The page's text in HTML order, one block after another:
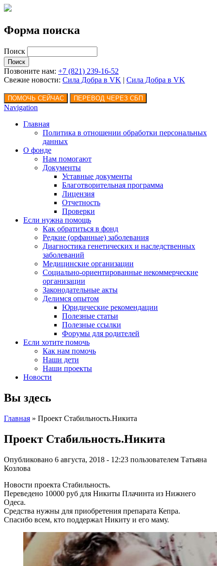
Форма поиска
Поиск
Позвоните нам: +7 (821) 239-16-52
Свежие новости: Сила Добра в VK | Сила Добра в VK
Navigation
Главная
Политика в отношении обработки персональных
данных
О фонде
Нам помогают
Документы
Уставные документы
Благотворительная программа
Лицензия
Отчетность
Проверки
Если нужна помощь
Как обратиться в фонд
Редкие (орфанные) заболевания
Диагностика генетических и наследственных
заболеваний
Медицинские организации
Социально-ориентированные некоммерческие
организации
Законодательные акты
Делимся опытом
Юридические рекомендации
Полезные статьи
Полезные ссылки
Форумы для родителей
Если хотите помочь
Как нам помочь
Наши дети
Наши проекты
Новости
Вы здесь
Главная » Проект Стабильность.Никита
Проект Стабильность.Никита
Опубликовано 6 августа, 2018 - 12:23 пользователем Татьяна
Козлова
Новости проекта Стабильность.
Переведено 10000 руб для Никиты Плачинта из Нижнего
Одеса.
Средства нужны для приобретения препарата Кепра.
Спасибо всем, кто поддержал Никиту и его маму.